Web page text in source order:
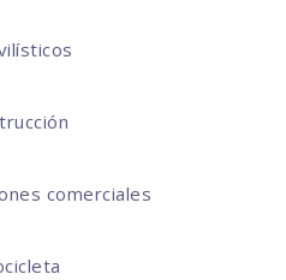
comerciales